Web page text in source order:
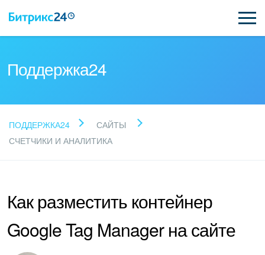
Прочитайте готовые
ответы
Поддержка Битрикс24
Регистрация и вход
Поддержка24
ПОДДЕРЖКА24
САЙТЫ
СЧЕТЧИКИ И АНАЛИТИКА
Как разместить контейнер
Google Tag Manager на сайте